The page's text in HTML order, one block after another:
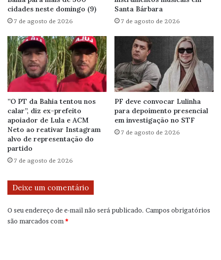
cidades neste domingo (9)
7 de agosto de 2026
Santa Bárbara
7 de agosto de 2026
”O PT da Bahia tentou nos
calar”, diz ex-prefeito
apoiador de Lula e ACM
Neto ao reativar Instagram
alvo de representação do
partido
7 de agosto de 2026
PF deve convocar Lulinha
para depoimento presencial
em investigação no STF
7 de agosto de 2026
Deixe um comentário
O seu endereço de e-mail não será publicado. Campos obrigatórios
são marcados com*